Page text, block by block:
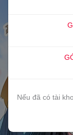
Nếu đã có tài